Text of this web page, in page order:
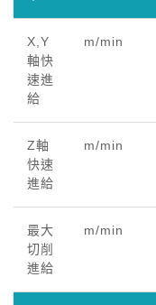
X,Y
軸快
速進
給
m/min
Z軸
快速
進給
m/min
最大
切削
進給
m/min